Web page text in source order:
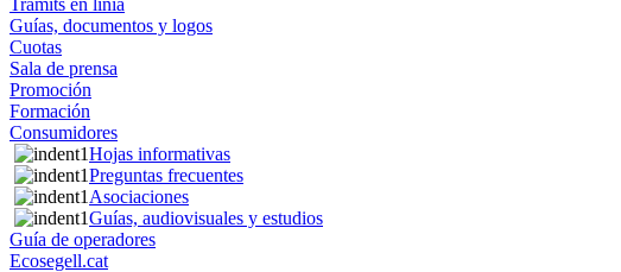
Tràmits en línia
Guías, documentos y logos
Cuotas
Sala de prensa
Promoción
Formación
Consumidores
Hojas informativas
Preguntas frecuentes
Asociaciones
Guías, audiovisuales y estudios
Guía de operadores
Ecosegell.cat